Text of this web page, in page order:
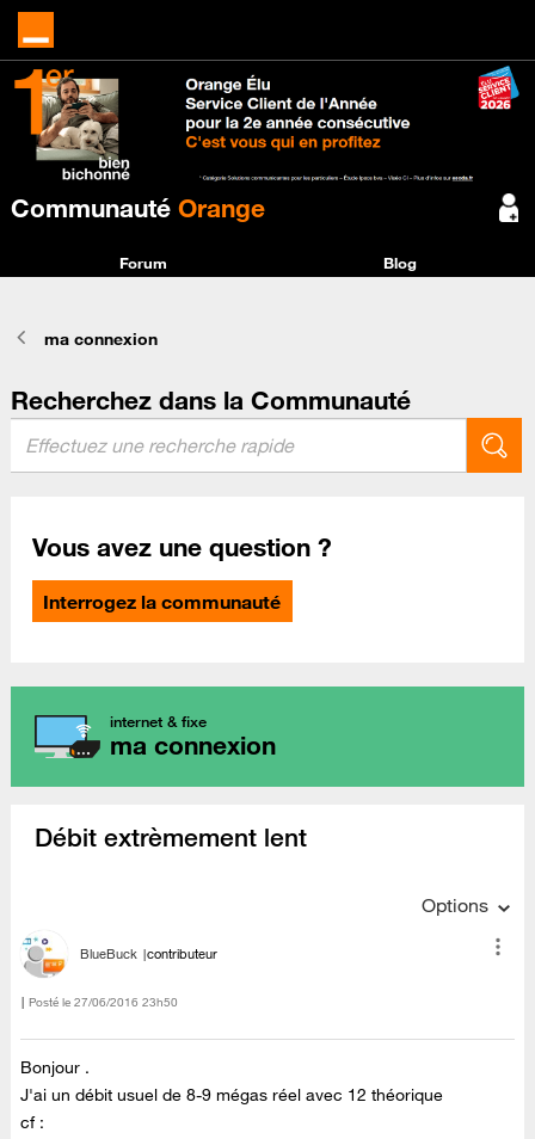
Communauté Orange
Forum Blog
ma connexion
Recherchez dans la Communauté
Vous avez une question ?
Interrogez la communauté
internet & fixe
ma connexion
Débit extrèmement lent
Options
BlueBuck contributeur
Posté le ‎27/06/2016 23h50
Bonjour .
J'ai un débit usuel de 8-9 mégas réel avec 12 théorique
cf :